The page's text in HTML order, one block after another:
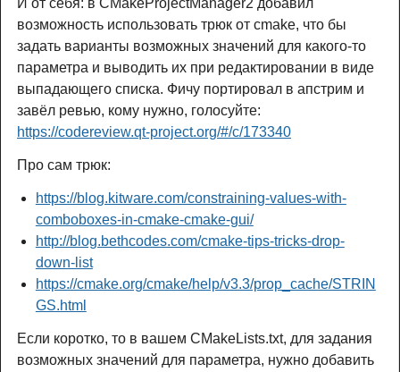
И от себя: в CMakeProjectManager2 добавил
возможность использовать трюк от cmake, что бы
задать варианты возможных значений для какого-то
параметра и выводить их при редактировании в виде
выпадающего списка. Фичу портировал в апстрим и
завёл ревью, кому нужно, голосуйте:
https://codereview.qt-project.org/#/c/173340
Про сам трюк:
https://blog.kitware.com/constraining-values-with-
comboboxes-in-cmake-cmake-gui/
http://blog.bethcodes.com/cmake-tips-tricks-drop-
down-list
https://cmake.org/cmake/help/v3.3/prop_cache/STRIN
GS.html
Если коротко, то в вашем CMakeLists.txt, для задания
возможных значений для параметра, нужно добавить